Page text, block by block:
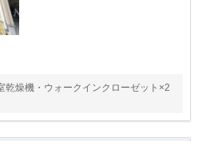
乾燥機・ウォークインクローゼット×2